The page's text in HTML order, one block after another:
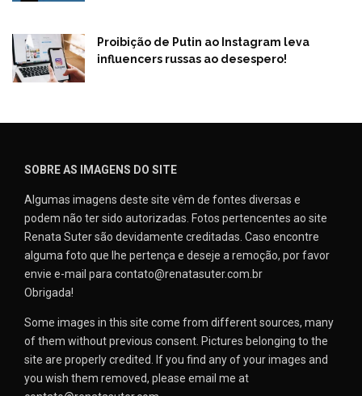
Proibição de Putin ao Instagram leva
influencers russas ao desespero!
SOBRE AS IMAGENS DO SITE
Algumas imagens deste site vêm de fontes diversas e
podem não ter sido autorizadas. Fotos pertencentes ao site
Renata Suter são devidamente creditadas. Caso encontre
alguma foto que lhe pertença e deseje a remoção, por favor
envie e-mail para contato@renatasuter.com.br
Obrigada!
Some images in this site come from different sources, many
of them without previous consent. Pictures belonging to the
site are properly credited. If you find any of your images and
you wish them removed, please email me at